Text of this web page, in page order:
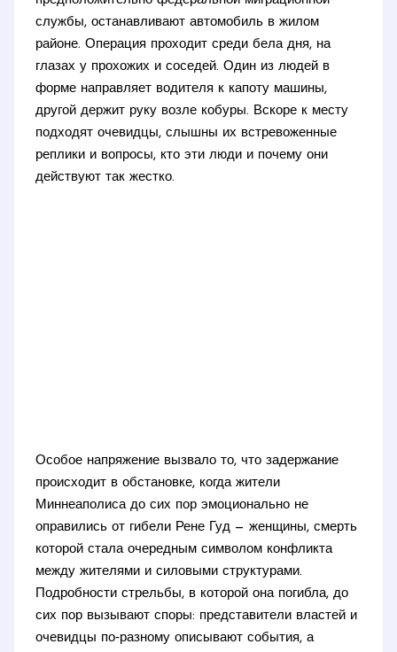
службы, останавливают автомобиль в жилом
районе. Операция проходит среди бела дня, на
глазах у прохожих и соседей. Один из людей в
форме направляет водителя к капоту машины,
другой держит руку возле кобуры. Вскоре к месту
подходят очевидцы, слышны их встревоженные
реплики и вопросы, кто эти люди и почему они
действуют так жестко.
Особое напряжение вызвало то, что задержание
происходит в обстановке, когда жители
Миннеаполиса до сих пор эмоционально не
оправились от гибели Рене Гуд — женщины, смерть
которой стала очередным символом конфликта
между жителями и силовыми структурами.
Подробности стрельбы, в которой она погибла, до
сих пор вызывают споры: представители властей и
очевидцы по‑разному описывают события, а